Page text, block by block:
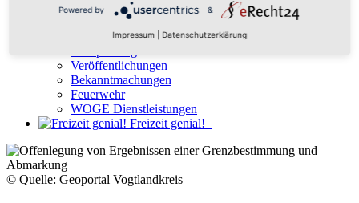
Wirtschaft & Arbeit
Ausschreibungen
Stellenausschreibung
Veröffentlichungen
Bekanntmachungen
Feuerwehr
WOGE Dienstleistungen
Freizeit genial!
© Quelle: Geoportal Vogtlandkreis
Powered by &
Impressum Datenschutzerklärung